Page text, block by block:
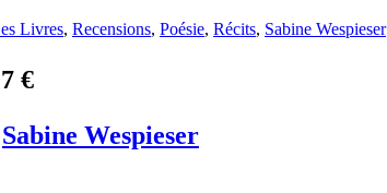
Livres, Recensions, Poésie, Récits, Sabine Wespieser
€
Sabine Wespieser